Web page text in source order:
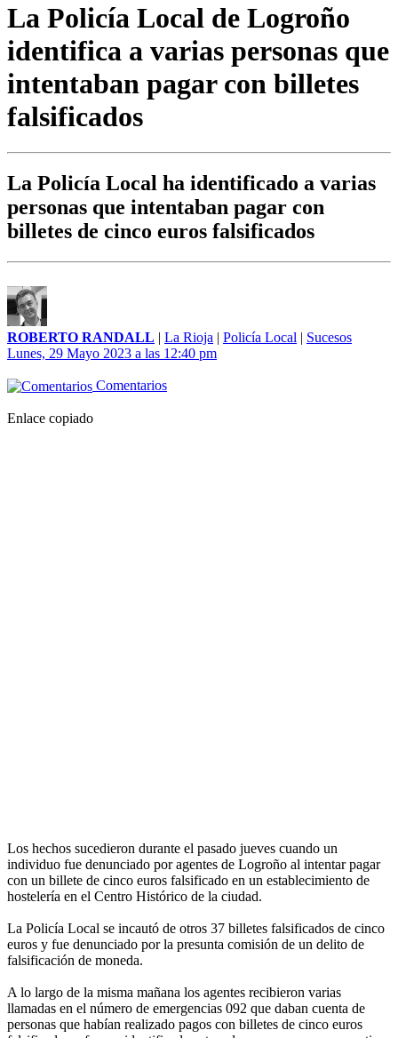
La Policía Local de Logroño
identifica a varias personas que
intentaban pagar con billetes
falsificados
La Policía Local ha identificado a varias
personas que intentaban pagar con
billetes de cinco euros falsificados
ROBERTO RANDALL | La Rioja | Policía Local | Sucesos
Lunes, 29 Mayo 2023 a las 12:40 pm
Comentarios
Enlace copiado
Los hechos sucedieron durante el pasado jueves cuando un
individuo fue denunciado por agentes de Logroño al intentar pagar
con un billete de cinco euros falsificado en un establecimiento de
hostelería en el Centro Histórico de la ciudad.
La Policía Local se incautó de otros 37 billetes falsificados de cinco
euros y fue denunciado por la presunta comisión de un delito de
falsificación de moneda.
A lo largo de la misma mañana los agentes recibieron varias
llamadas en el número de emergencias 092 que daban cuenta de
personas que habían realizado pagos con billetes de cinco euros